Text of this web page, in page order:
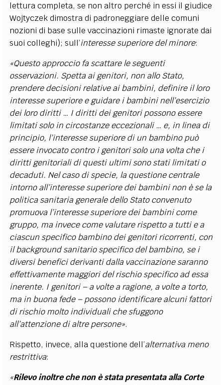
lettura completa, se non altro perché in essi il giudice
Wojtyczek dimostra di padroneggiare delle comuni
nozioni di base sulle vaccinazioni rimaste ignorate dai
suoi colleghi); sull’interesse superiore del minore:
«Questo approccio fa scattare le seguenti
osservazioni. Spetta ai genitori, non allo Stato,
prendere decisioni relative ai bambini, definire il loro
interesse superiore e guidare i bambini nell’esercizio
dei loro diritti … I diritti dei genitori possono essere
limitati solo in circostanze eccezionali … e, in linea di
principio, l’interesse superiore di un bambino può
essere invocato contro i genitori solo una volta che i
diritti genitoriali di questi ultimi sono stati limitati o
decaduti. Nel caso di specie, la questione centrale
intorno all’interesse superiore dei bambini non è se la
politica sanitaria generale dello Stato convenuto
promuova l’interesse superiore dei bambini come
gruppo, ma invece come valutare rispetto a tutti e a
ciascun specifico bambino dei genitori ricorrenti, con
il background sanitario specifico del bambino, se i
diversi benefici derivanti dalla vaccinazione saranno
effettivamente maggiori del rischio specifico ad essa
inerente. I genitori – a volte a ragione, a volte a torto,
ma in buona fede – possono identificare alcuni fattori
di rischio molto individuali che sfuggono
all’attenzione di altre persone».
Rispetto, invece, alla questione dell’alternativa meno
restrittiva:
«Rilevo inoltre che non è stata presentata alla Corte